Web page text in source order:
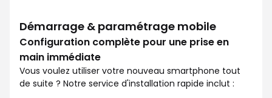
Démarrage & paramétrage mobile
Configuration complète pour une prise en
main immédiate
Vous voulez utiliser votre nouveau smartphone tout
de suite ? Notre service d'installation rapide inclut :